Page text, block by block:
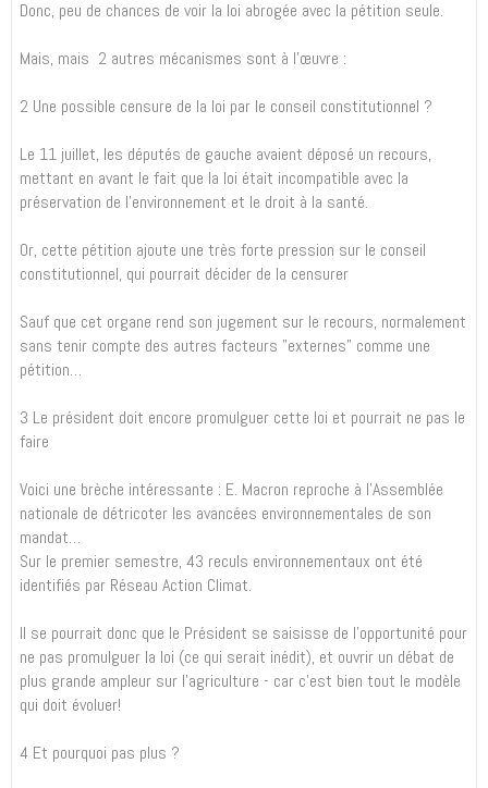
Donc, peu de chances de voir la loi abrogée avec la pétition seule.
Mais, mais 2 autres mécanismes sont à l’œuvre :
2️ Une possible censure de la loi par le conseil constitutionnel ?
Le 11 juillet, les députés de gauche avaient déposé un recours,
mettant en avant le fait que la loi était incompatible avec la
préservation de l’environnement et le droit à la santé.
Or, cette pétition ajoute une très forte pression sur le conseil
constitutionnel, qui pourrait décider de la censurer
Sauf que cet organe rend son jugement sur le recours, normalement
sans tenir compte des autres facteurs "externes" comme une
pétition…
3️ Le président doit encore promulguer cette loi et pourrait ne pas le
faire
Voici une brèche intéressante : E. Macron reproche à l’Assemblée
nationale de détricoter les avancées environnementales de son
mandat…
Sur le premier semestre, 43 reculs environnementaux ont été
identifiés par Réseau Action Climat.
Il se pourrait donc que le Président se saisisse de l’opportunité pour
ne pas promulguer la loi (ce qui serait inédit), et ouvrir un débat de
plus grande ampleur sur l’agriculture - car c'est bien tout le modèle
qui doit évoluer!
4️ Et pourquoi pas plus ?